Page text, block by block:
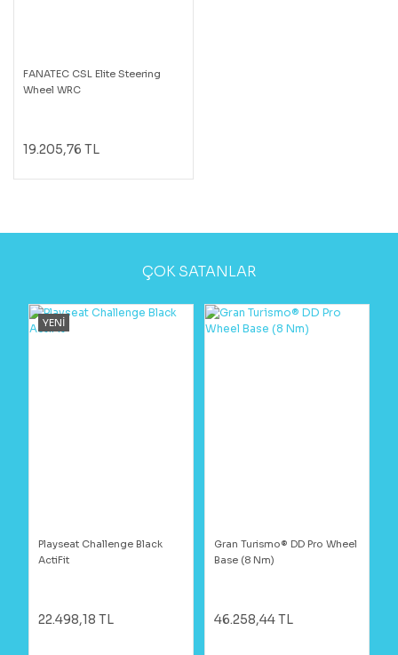
FANATEC CSL Elite Steering
Wheel WRC
19.205,76 TL
ÇOK SATANLAR
YENİ
Playseat Challenge Black
ActiFit
22.498,18 TL
Gran Turismo® DD Pro Wheel
Base (8 Nm)
46.258,44 TL